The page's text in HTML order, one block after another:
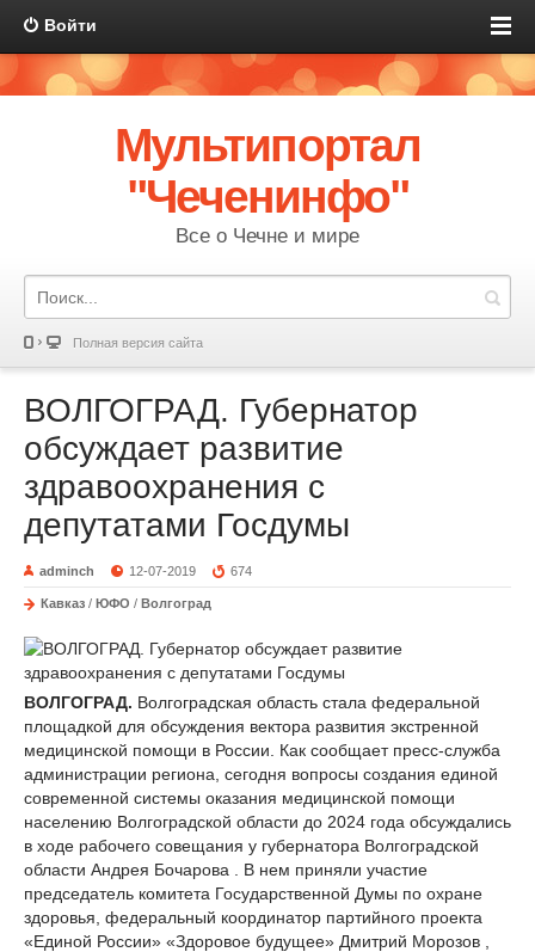
Войти
Мультипортал
"Чеченинфо"
Все о Чечне и мире
Полная версия сайта
ВОЛГОГРАД. Губернатор
обсуждает развитие
здравоохранения с
депутатами Госдумы
adminch 12-07-2019 674
Кавказ / ЮФО / Волгоград
ВОЛГОГРАД. Волгоградская область стала федеральной
площадкой для обсуждения вектора развития экстренной
медицинской помощи в России. Как сообщает пресс-служба
администрации региона, сегодня вопросы создания единой
современной системы оказания медицинской помощи
населению Волгоградской области до 2024 года обсуждались
в ходе рабочего совещания у губернатора Волгоградской
области Андрея Бочарова . В нем приняли участие
председатель комитета Государственной Думы по охране
здоровья, федеральный координатор партийного проекта
«Единой России» «Здоровое будущее» Дмитрий Морозов ,